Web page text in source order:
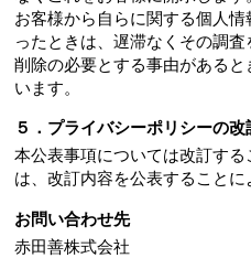
お客様から自らに関する個人
ったときは、遅滞なくその調査
削除の必要とする事由がある
います。
５．プライバシーポリシーの改
本公表事項については改訂す
は、改訂内容を公表することに
お問い合わせ先
赤田善株式会社